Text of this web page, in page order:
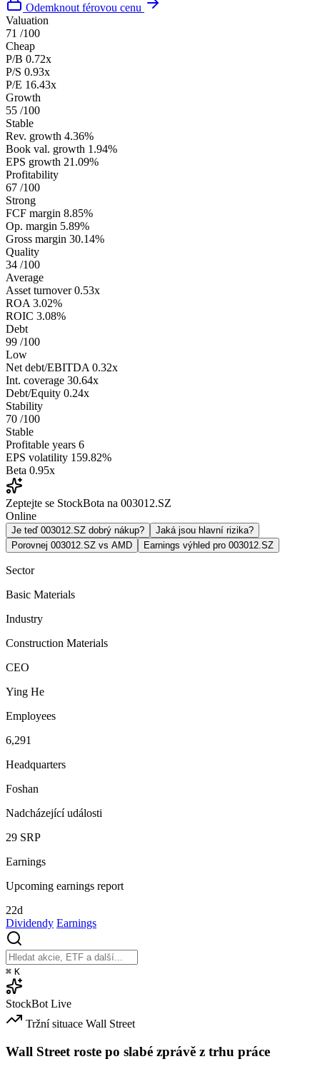
Odemknout férovou cenu
Valuation
71 /100
Cheap
P/B 0.72x
P/S 0.93x
P/E 16.43x
Growth
55 /100
Stable
Rev. growth 4.36%
Book val. growth 1.94%
EPS growth 21.09%
Profitability
67 /100
Strong
FCF margin 8.85%
Op. margin 5.89%
Gross margin 30.14%
Quality
34 /100
Average
Asset turnover 0.53x
ROA 3.02%
ROIC 3.08%
Debt
99 /100
Low
Net debt/EBITDA 0.32x
Int. coverage 30.64x
Debt/Equity 0.24x
Stability
70 /100
Stable
Profitable years 6
EPS volatility 159.82%
Beta 0.95x
Zeptejte se StockBota na 003012.SZ
Online
Je teď 003012.SZ dobrý nákup?
Jaká jsou hlavní rizika?
Porovnej 003012.SZ vs AMD
Earnings výhled pro 003012.SZ
Sector
Basic Materials
Industry
Construction Materials
CEO
Ying He
Employees
6,291
Headquarters
Foshan
Nadcházející události
29 SRP
Earnings
Upcoming earnings report
22d
Dividendy Earnings
⌘ K
StockBot Live
Tržní situace Wall Street
Wall Street roste po slabé zprávě z trhu práce